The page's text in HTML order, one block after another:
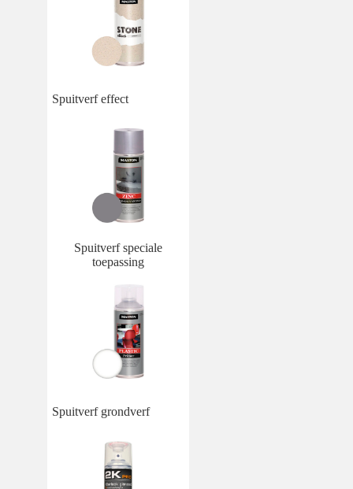
Spuitverf effect
Spuitverf speciale
toepassing
Spuitverf grondverf